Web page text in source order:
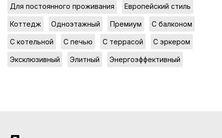
Для постоянного проживания Европейский стиль
Коттедж Одноэтажный Премиум С балконом
С котельной С печью С террасой С эркером
Эксклюзивный Элитный Энергоэффективный